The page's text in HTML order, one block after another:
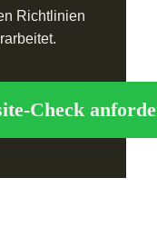
Richtlinien
Check